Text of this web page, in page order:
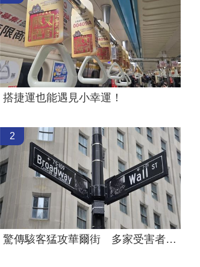
搭捷運也能遇見小幸運！
2
驚傳駭客猛攻華爾街 多家受害者已吐贖金